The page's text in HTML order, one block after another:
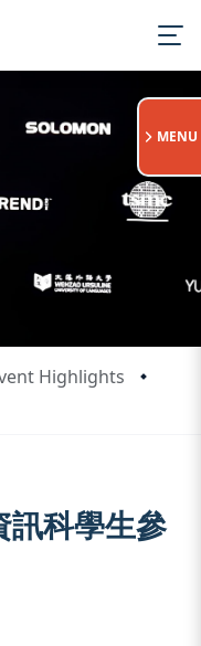
Highlights
MENU
訊科學生參